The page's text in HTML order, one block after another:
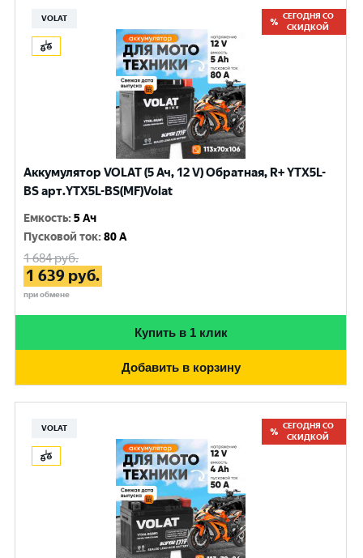
VOLAT
СЕГОДНЯ СО
СКИДКОЙ
Аккумулятор VOLAT (5 Ач, 12 V) Обратная, R+ YTX5L-
BS арт.YTX5L-BS(MF)Volat
Емкость:5 Ач
Пусковой ток:80 A
1 684руб.
1 639 руб.
при обмене
Купить в 1 клик
Добавить в корзину
VOLAT
СЕГОДНЯ СО
СКИДКОЙ